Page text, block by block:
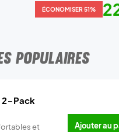
ÉCONOMISER 51%
POPULAIRES
2-Pack
et
Ajouter au